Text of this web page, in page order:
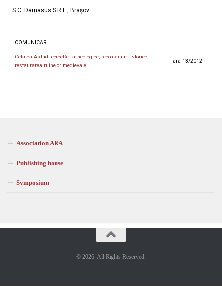
S.C. Damasus S.R.L., Brașov
COMUNICĂRI
Cetatea Ardud: cercetări arheologice, reconstituiri istorice,
restaurarea ruinelor medievale
ara 13/2012
Association ARA
Publishing house
Symposium
© 2026. All Rights Reserved.